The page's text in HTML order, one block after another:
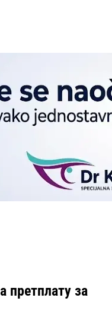
претплату за